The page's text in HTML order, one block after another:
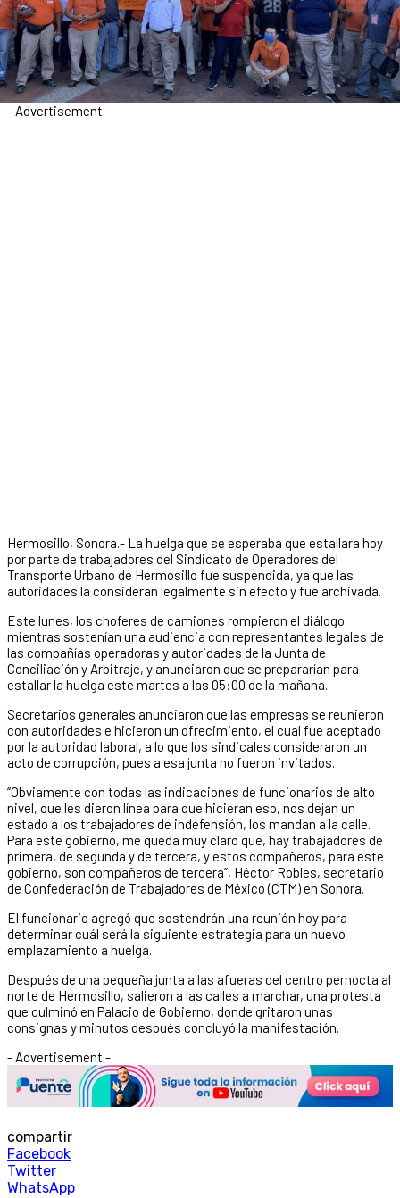
- Advertisement -
Hermosillo, Sonora.- La huelga que se esperaba que estallara hoy
por parte de trabajadores del Sindicato de Operadores del
Transporte Urbano de Hermosillo fue suspendida, ya que las
autoridades la consideran legalmente sin efecto y fue archivada.
Este lunes, los choferes de camiones rompieron el diálogo
mientras sostenían una audiencia con representantes legales de
las compañías operadoras y autoridades de la Junta de
Conciliación y Arbitraje, y anunciaron que se prepararían para
estallar la huelga este martes a las 05:00 de la mañana.
Secretarios generales anunciaron que las empresas se reunieron
con autoridades e hicieron un ofrecimiento, el cual fue aceptado
por la autoridad laboral, a lo que los sindicales consideraron un
acto de corrupción, pues a esa junta no fueron invitados.
“Obviamente con todas las indicaciones de funcionarios de alto
nivel, que les dieron línea para que hicieran eso, nos dejan un
estado a los trabajadores de indefensión, los mandan a la calle.
Para este gobierno, me queda muy claro que, hay trabajadores de
primera, de segunda y de tercera, y estos compañeros, para este
gobierno, son compañeros de tercera”, Héctor Robles, secretario
de Confederación de Trabajadores de México (CTM) en Sonora.
El funcionario agregó que sostendrán una reunión hoy para
determinar cuál será la siguiente estrategia para un nuevo
emplazamiento a huelga.
Después de una pequeña junta a las afueras del centro pernocta al
norte de Hermosillo, salieron a las calles a marchar, una protesta
que culminó en Palacio de Gobierno, donde gritaron unas
consignas y minutos después concluyó la manifestación.
- Advertisement -
compartir
Facebook
Twitter
WhatsApp